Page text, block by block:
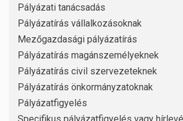
Pályázati tanácsadás
Pályázatírás vállalkozásoknak
Mezőgazdasági pályázatírás
Pályázatírás magánszemélyeknek
Pályázatírás civil szervezeteknek
Pályázatírás önkormányzatoknak
Pályázatfigyelés